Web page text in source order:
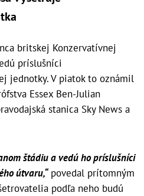
britskej Konzervatívnej
príslušníci
jednotky. V piatok to oznámil
Essex Ben-Julian
stanica Sky News a
štádiu a vedú ho príslušníci
útvaru,“povedal prítomným
podľa neho budú